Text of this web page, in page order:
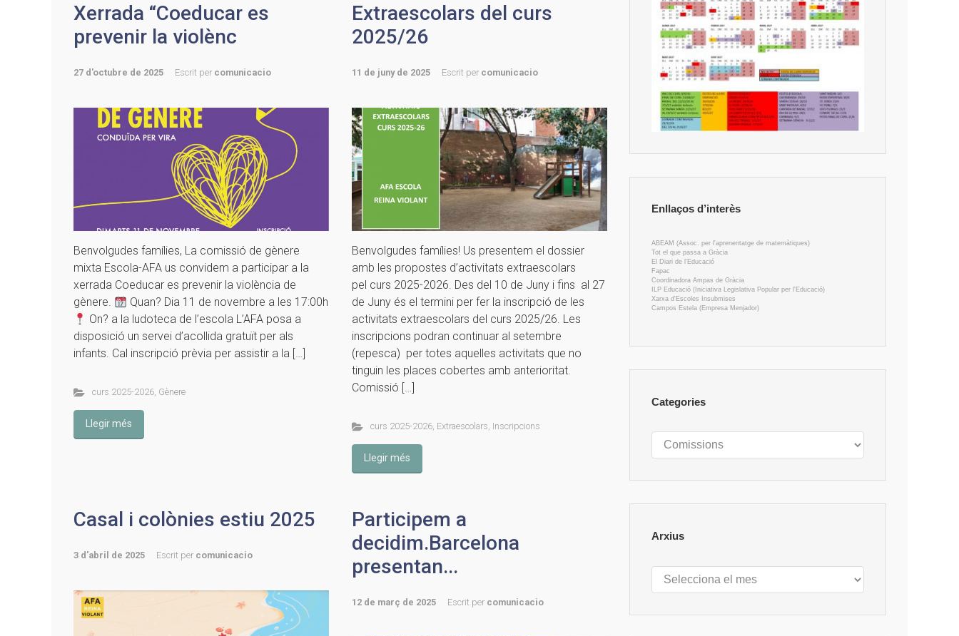
Xerrada “Coeducar es
prevenir la violènc
27 d'octubre de 2025 Escrit per comunicacio
Benvolgudes famílies, La comissió de gènere
mixta Escola-AFA us convidem a participar a la
xerrada Coeducar es prevenir la violència de
gènere.
Quan? Dia 11 de novembre a les 17:00h
On? a la ludoteca de l’escola L’AFA posa a
disposició un servei d’acollida gratuït per als
infants. Cal inscripció prèvia per assistir a la […]
curs 2025-2026, Gènere
Llegir més
Extraescolars del curs
2025/26
11 de juny de 2025 Escrit per comunicacio
Benvolgudes famílies! Us presentem el dossier
amb les propostes d’activitats extraescolars
pel curs 2025-2026. Des del 10 de Juny i fins al 27
de Juny és el termini per fer la inscripció de les
activitats extraescolars del curs 2025/26. Les
inscripcions podran continuar al setembre
(repesca) per totes aquelles activitats que no
tinguin les places cobertes amb anterioritat.
Comissió […]
curs 2025-2026, Extraescolars, Inscripcions
Llegir més
Casal i colònies estiu 2025
3 d'abril de 2025 Escrit per comunicacio
Participem a
decidim.Barcelona
presentan...
12 de març de 2025 Escrit per comunicacio
Enllaços d’interès
ABEAM (Assoc. per l'aprenentatge de matemàtiques)
Tot el que passa a Gràcia
El Diari de l'Educació
Fapac
Coordinadora Ampas de Gràcia
ILP Educació (Iniciativa Legislativa Popular per l'Educació)
Xarxa d'Escoles Insubmises
Campos Estela (Empresa Menjador)
Categories
Categories
Arxius
Arxius